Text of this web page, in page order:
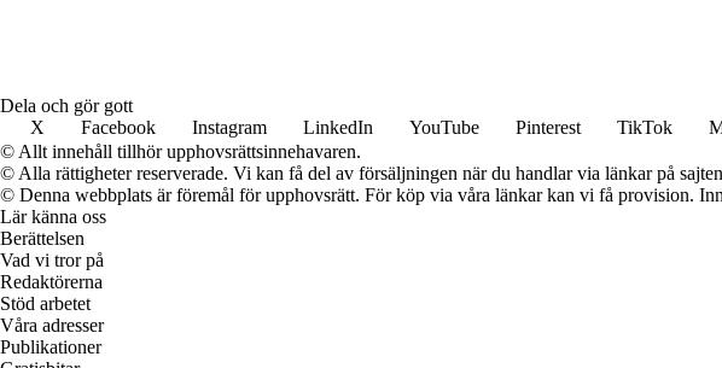
Dela och gör gott
X
Facebook Instagram LinkedIn YouTube Pinterest TikTok
© Allt innehåll tillhör upphovsrättsinnehavaren.
© Alla rättigheter reserverade. Vi kan få del av försäljningen när du handlar via länkar på
© Denna webbplats är föremål för upphovsrätt. För köp via våra länkar kan vi få provision.
Lär känna oss
Berättelsen
Vad vi tror på
Redaktörerna
Stöd arbetet
Våra adresser
Publikationer